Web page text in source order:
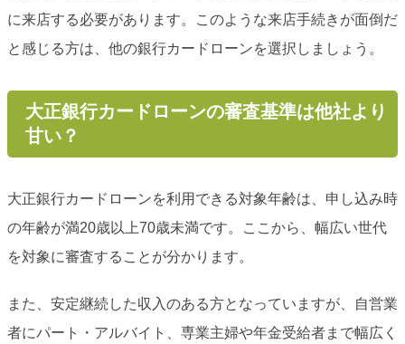
に来店する必要があります。このような来店手続きが面倒だ
と感じる方は、他の銀行カードローンを選択しましょう。
大正銀行カードローンの審査基準は他社より
甘い？
大正銀行カードローンを利用できる対象年齢は、申し込み時
の年齢が満20歳以上70歳未満です。ここから、幅広い世代
を対象に審査することが分かります。
また、安定継続した収入のある方となっていますが、自営業
者にパート・アルバイト、専業主婦や年金受給者まで幅広く